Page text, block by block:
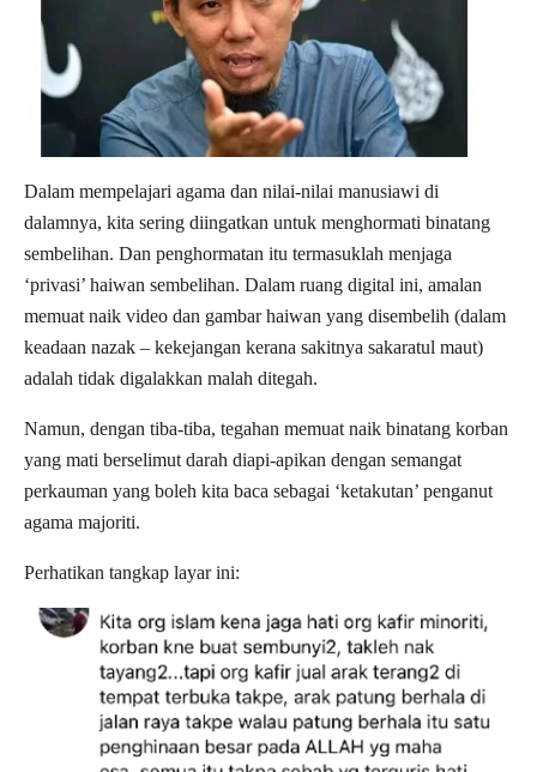
Dalam mempelajari agama dan nilai-nilai manusiawi di
dalamnya, kita sering diingatkan untuk menghormati binatang
sembelihan. Dan penghormatan itu termasuklah menjaga
‘privasi’ haiwan sembelihan. Dalam ruang digital ini, amalan
memuat naik video dan gambar haiwan yang disembelih (dalam
keadaan nazak – kekejangan kerana sakitnya sakaratul maut)
adalah tidak digalakkan malah ditegah.
Namun, dengan tiba-tiba, tegahan memuat naik binatang korban
yang mati berselimut darah diapi-apikan dengan semangat
perkauman yang boleh kita baca sebagai ‘ketakutan’ penganut
agama majoriti.
Perhatikan tangkap layar ini: